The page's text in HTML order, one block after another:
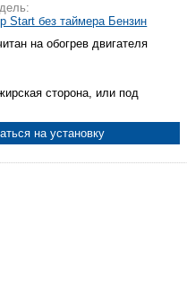
Start без таймера Бензин
на обогрев двигателя
сторона, или под
на установку